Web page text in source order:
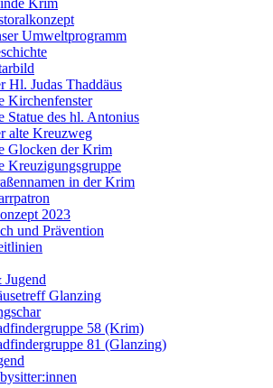
Krim
Umweltprogramm
Hl. Judas Thaddäus
Kirchenfenster
Statue des hl. Antonius
alte Kreuzweg
Glocken der Krim
Kreuzigungsgruppe
in der Krim
2023
und Prävention
Glanzing
58 (Krim)
81 (Glanzing)